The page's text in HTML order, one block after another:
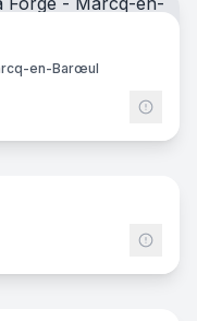
de-Noblat
en-Barœul
22
17